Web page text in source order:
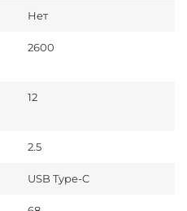
Нет
2600
12
2.5
USB Type-C